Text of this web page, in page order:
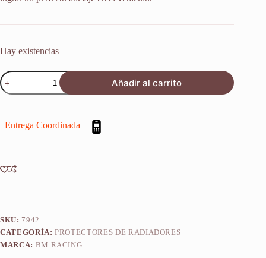
Hay existencias
Refuerzo
Protector
Radiador
125
Añadir al carrito
Entrega Coordinada
SKU: 7942
CATEGORÍA:PROTECTORES DE RADIADORES
MARCA: BM RACING